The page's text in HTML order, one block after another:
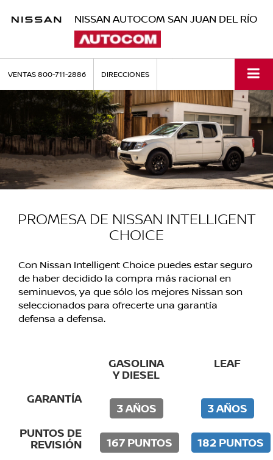
NISSAN AUTOCOM SAN JUAN DEL RÍO
VENTAS800-711-2886 DIRECCIONES
PROMESA DE NISSAN INTELLIGENT
CHOICE
Con Nissan Intelligent Choice puedes estar seguro
de haber decidido la compra más racional en
seminuevos, ya que sólo los mejores Nissan son
seleccionados para ofrecerte una garantía
defensa a defensa.
GASOLINA
Y DIESEL
LEAF
GARANTÍA
3 AÑOS
3 AÑOS
PUNTOS DE
REVISIÓN 167 PUNTOS
182 PUNTOS